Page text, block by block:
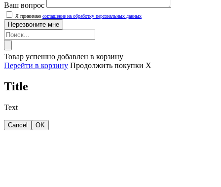
Ваш вопрос
Я принимаю соглашение на обработку персональных данных
Товар успешно добавлен в корзину
Перейти в корзину Продолжить покупки X
Title
Text
Cancel OK